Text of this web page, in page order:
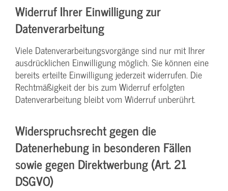
Widerruf Ihrer Einwilligung zur
Datenverarbeitung
Viele Datenverarbeitungsvorgänge sind nur mit Ihrer
ausdrücklichen Einwilligung möglich. Sie können eine
bereits erteilte Einwilligung jederzeit widerrufen. Die
Rechtmäßigkeit der bis zum Widerruf erfolgten
Datenverarbeitung bleibt vom Widerruf unberührt.
Widerspruchsrecht gegen die
Datenerhebung in besonderen Fällen
sowie gegen Direktwerbung (Art. 21
DSGVO)